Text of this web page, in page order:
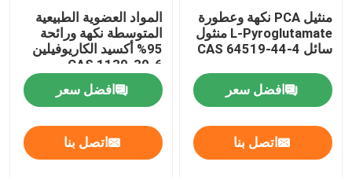
منثيل PCA نكهة وعطورة
L-Pyroglutamate منثول
سائل CAS 64519-44-4
افضل سعر
اتصل بنا
المواد العضوية الطبيعية
المتوسطة نكهة ورائحة
95% أكسيد الكاريوفيلين
CAS 1139-30-6
افضل سعر
اتصل بنا